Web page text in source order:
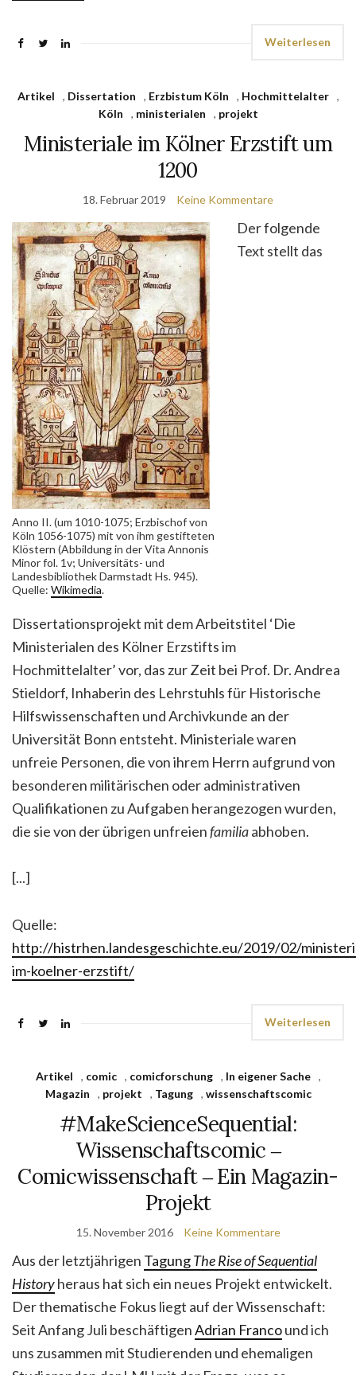
Weiterlesen
Artikel , Dissertation , Erzbistum Köln , Hochmittelalter
,
Köln
, ministerialen , projekt
Ministeriale im Kölner Erzstift um
1200
18. Februar 2019 Keine Kommentare
Anno II. (um 1010-1075; Erzbischof von
Köln 1056-1075) mit von ihm gestifteten
Klöstern (Abbildung in der Vita Annonis
Minor fol. 1v; Universitäts- und
Landesbibliothek Darmstadt Hs. 945).
Quelle: Wikimedia.
Der folgende
Text stellt das
Dissertationsprojekt mit dem Arbeitstitel ‘Die
Ministerialen des Kölner Erzstifts im
Hochmittelalter’ vor, das zur Zeit bei Prof. Dr. Andrea
Stieldorf, Inhaberin des Lehrstuhls für Historische
Hilfswissenschaften und Archivkunde an der
Universität Bonn entsteht. Ministeriale waren
unfreie Personen, die von ihrem Herrn aufgrund von
besonderen militärischen oder administrativen
Qualifikationen zu Aufgaben herangezogen wurden,
die sie von der übrigen unfreienfamiliaabhoben.
[...]
Quelle:
http://histrhen.landesgeschichte.eu/2019/02/
im-koelner-erzstift/
Weiterlesen
Artikel , comic , comicforschung , In eigener Sache
,
Magazin
, projekt , Tagung , wissenschaftscomic
#MakeScienceSequential:
Wissenschaftscomic ‒
Comicwissenschaft ‒ Ein Magazin-
Projekt
15. November 2016 Keine Kommentare
Aus der letztjährigen TagungThe Rise of Sequential
Historyheraus hat sich ein neues Projekt entwickelt.
Der thematische Fokus liegt auf der Wissenschaft:
Seit Anfang Juli beschäftigenAdrian Francound ich
uns zusammen mit Studierenden und ehemaligen